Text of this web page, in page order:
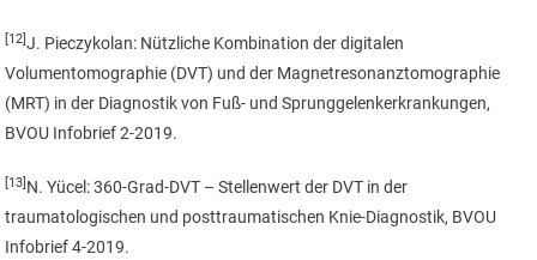
[12]J. Pieczykolan: Nützliche Kombination der digitalen
Volumentomographie (DVT) und der Magnetresonanztomographie
(MRT) in der Diagnostik von Fuß- und Sprunggelenkerkrankungen,
BVOU Infobrief 2-2019.
[13] N. Yücel: 360-Grad-DVT – Stellenwert der DVT in der
traumatologischen und posttraumatischen Knie-Diagnostik, BVOU
Infobrief 4-2019.